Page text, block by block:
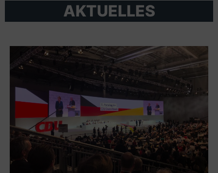
AKTUELLES